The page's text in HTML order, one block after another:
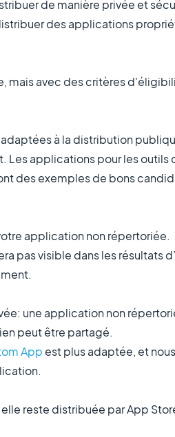
de manière privée et
des applications
mais avec des critères
à la distribution
Les applications pour les outils
des exemples de bons
application non répertoriée.
pas visible dans les résultats
une application non
peut être partagé.
App est plus adaptée, et
elle reste distribuée par App